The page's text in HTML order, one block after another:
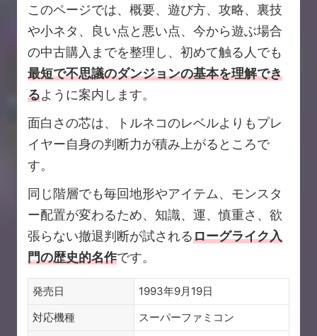
このページでは、概要、遊び方、攻略、裏技
や小ネタ、良い点と悪い点、今から遊ぶ場合
の中古購入までを整理し、初めて触る人でも
最短で不思議のダンジョンの基本を理解でき
るように案内します。
面白さの芯は、トルネコのレベルよりもプレ
イヤー自身の判断力が積み上がるところで
す。
同じ階層でも毎回地形やアイテム、モンスタ
ー配置が変わるため、知識、運、慎重さ、欲
張らない撤退判断が試されるローグライク入
門の歴史的名作です。
発売日
1993年9月19日
対応機種
スーパーファミコン